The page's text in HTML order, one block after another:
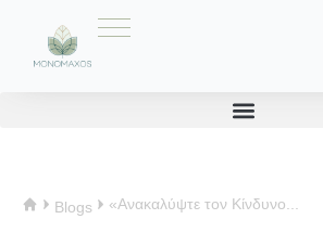
Blogs «Ανακαλύψτε τον Κίνδυνο...